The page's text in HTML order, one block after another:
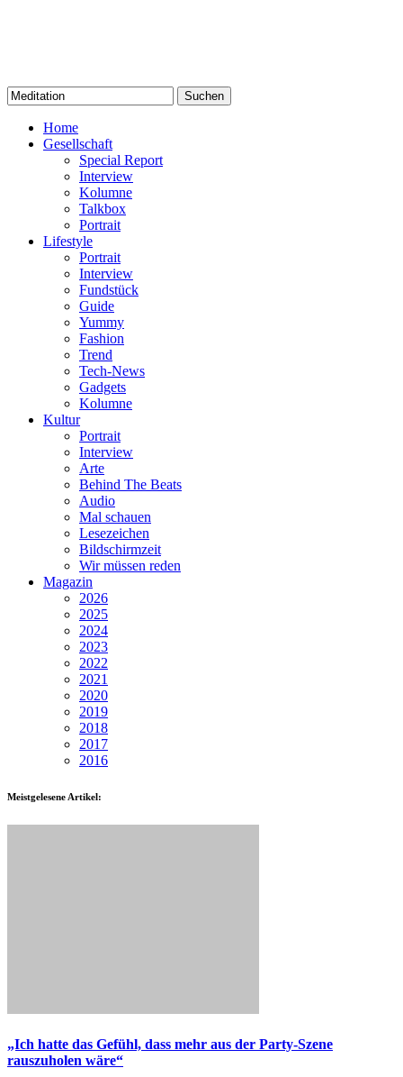
Suchen
nach:
Home
Gesellschaft
Special Report
Interview
Kolumne
Talkbox
Portrait
Lifestyle
Portrait
Interview
Fundstück
Guide
Yummy
Fashion
Trend
Tech-News
Gadgets
Kolumne
Kultur
Portrait
Interview
Arte
Behind The Beats
Audio
Mal schauen
Lesezeichen
Bildschirmzeit
Wir müssen reden
Magazin
2026
2025
2024
2023
2022
2021
2020
2019
2018
2017
2016
Meistgelesene Artikel:
„Ich hatte das Gefühl, dass mehr aus der Party-Szene
rauszuholen wäre“